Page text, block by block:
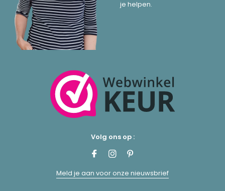
je helpen.
Volg ons op :
Meld je aan voor onze nieuwsbrief